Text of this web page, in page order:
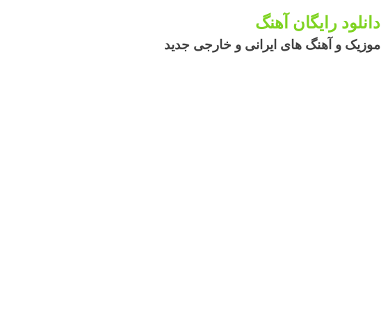
دانلود رایگان آهنگ
موزیک و آهنگ های ایرانی و خارجی جدید